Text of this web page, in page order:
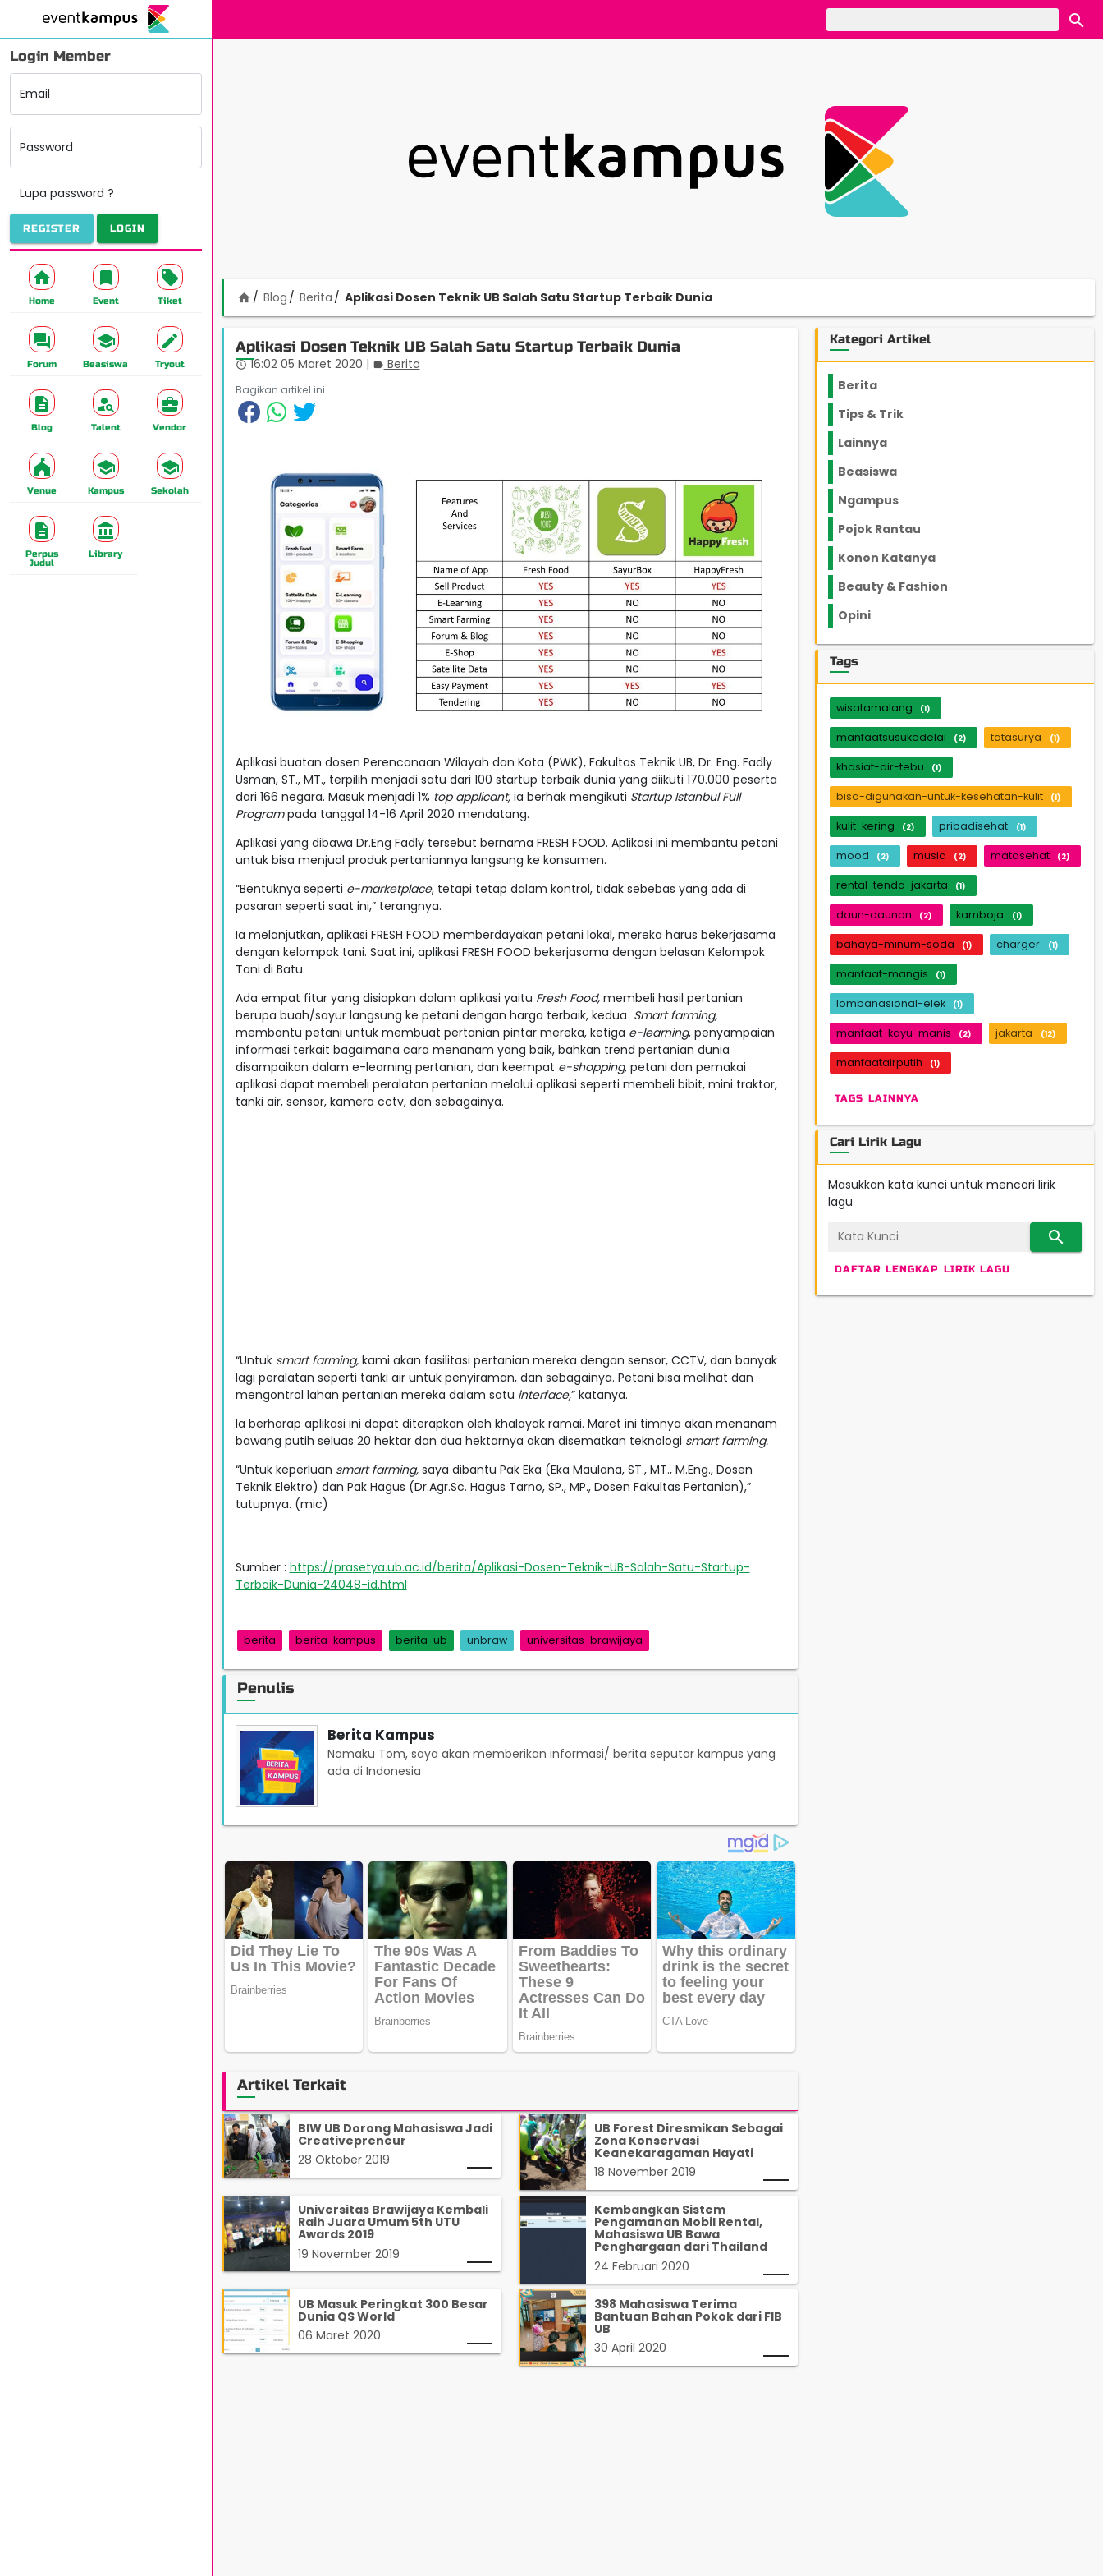
Login Member
Email
Password
Lupa password ?
REGISTER LOGIN
Home Event Tiket
Forum Beasiswa Tryout
Blog Talent Vendor
Venue Kampus Sekolah
Perpus
Judul
Library
home Blog Berita Aplikasi Dosen Teknik UB Salah Satu Startup Terbaik Dunia
Aplikasi Dosen Teknik UB Salah Satu Startup Terbaik Dunia
access_time 16:02 05 Maret 2020 | label Berita
Bagikan artikel ini
Aplikasi buatan dosen Perencanaan Wilayah dan Kota (PWK), Fakultas Teknik UB, Dr. Eng. Fadly
Usman, ST., MT.,terpilih menjadi satu dari 100 startup terbaik dunia yang diikuti 170.000 peserta
dari 166 negara. Masuk menjadi 1% top applicant,ia berhak mengikuti Startup Istanbul Full
Programpada tanggal 14-16 April 2020 mendatang.
Aplikasi yang dibawa Dr.Eng Fadly tersebut bernama FRESH FOOD. Aplikasi ini membantu petani
untuk bisa menjual produk pertaniannya langsung ke konsumen.
“Bentuknya seperti e-marketplace, tetapi tetap dalam kontrol, tidak sebebas yang ada di
pasaran seperti saat ini,” terangnya.
Ia melanjutkan, aplikasi FRESH FOOD memberdayakan petani lokal, mereka harus bekerjasama
dengan kelompok tani. Saat ini, aplikasi FRESH FOOD bekerjasama dengan belasan Kelompok
Tani di Batu.
Ada empat fitur yang disiapkan dalam aplikasi yaitu Fresh Food,membeli hasil pertanian
berupa buah/sayur langsung ke petani dengan harga terbaik, kedua Smart farming,
membantu petani untuk membuat pertanian pintar mereka, ketiga e-learning, penyampaian
informasi terkait bagaimana cara menanam yang baik, bahkan trend pertanian dunia
disampaikan dalam e-learning pertanian, dan keempat e-shopping,petani dan pemakai
aplikasi dapat membeli peralatan pertanian melalui aplikasi seperti membeli bibit, mini traktor,
tanki air, sensor, kamera cctv, dan sebagainya.
“Untuk smart farming, kami akan fasilitasi pertanian mereka dengan sensor, CCTV, dan banyak
lagi peralatan seperti tanki air untuk penyiraman, dan sebagainya. Petani bisa melihat dan
mengontrol lahan pertanian mereka dalam satu interface,” katanya.
Ia berharap aplikasi ini dapat diterapkan oleh khalayak ramai. Maret ini timnya akan menanam
bawang putih seluas 20 hektar dan dua hektarnya akan disematkan teknologi smart farming.
“Untuk keperluan smart farming,saya dibantu Pak Eka (Eka Maulana, ST., MT., M.Eng., Dosen
Teknik Elektro) dan Pak Hagus (Dr.Agr.Sc. Hagus Tarno, SP., MP., Dosen Fakultas Pertanian),”
tutupnya. (mic)
Sumber : https://prasetya.ub.ac.id/berita/Aplikasi-Dosen-Teknik-UB-Salah-Satu-Startup-
Terbaik-Dunia-24048-id.html
berita berita-kampus berita-ub unbraw universitas-brawijaya
Penulis
Berita Kampus
Namaku Tom, saya akan memberikan informasi/ berita seputar kampus yang
ada di Indonesia
Artikel Terkait
BIW UB Dorong Mahasiswa Jadi
Creativepreneur
28 Oktober 2019
UB Forest Diresmikan Sebagai
Zona Konservasi
Keanekaragaman Hayati
18 November 2019
Universitas Brawijaya Kembali
Raih Juara Umum 5th UTU
Awards 2019
19 November 2019
Kembangkan Sistem
Pengamanan Mobil Rental,
Mahasiswa UB Bawa
Penghargaan dari Thailand
24 Februari 2020
UB Masuk Peringkat 300 Besar
Dunia QS World
06 Maret 2020
398 Mahasiswa Terima
Bantuan Bahan Pokok dari FIB
UB
30 April 2020
Kategori Artikel
Berita
Tips & Trik
Lainnya
Beasiswa
Ngampus
Pojok Rantau
Konon Katanya
Beauty & Fashion
Opini
Tags
wisatamalang (1)
manfaatsusukedelai (2) tatasurya (1)
khasiat-air-tebu (1)
bisa-digunakan-untuk-kesehatan-kulit (1)
kulit-kering (2) pribadisehat (1)
mood (2) music (2) matasehat (2)
rental-tenda-jakarta (1)
daun-daunan (2) kamboja (1)
bahaya-minum-soda (1) charger (1)
manfaat-mangis (1)
lombanasional-elek (1)
manfaat-kayu-manis (2) jakarta (12)
manfaatairputih (1)
TAGS LAINNYA
Cari Lirik Lagu
Masukkan kata kunci untuk mencari lirik
lagu
search
DAFTAR LENGKAP LIRIK LAGU